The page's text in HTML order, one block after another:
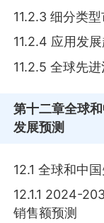
11.2.3 细分类
11.2.4 应用发
11.2.5 全球先
第十二章全球
发展预测
12.1 全球和中
12.1.1 2024-
销售额预测